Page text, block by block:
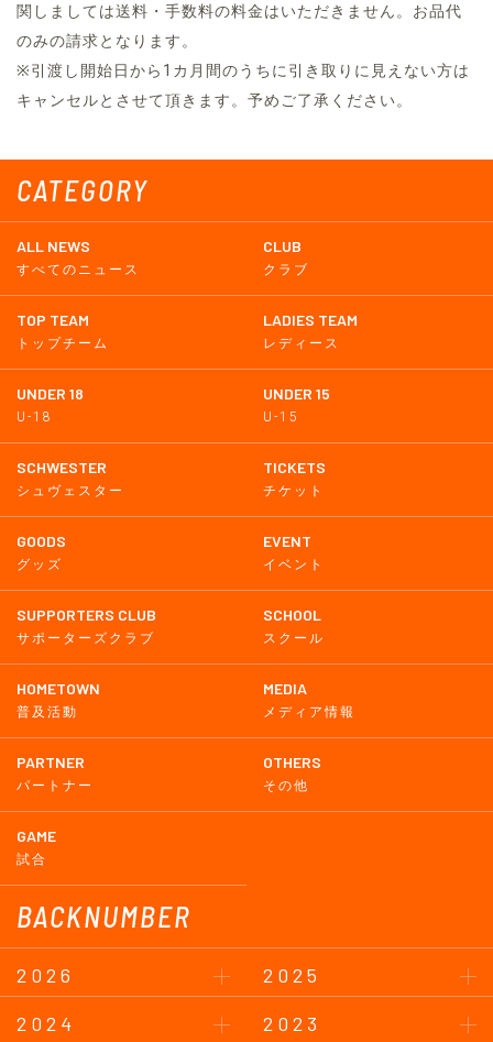
CATEGORY
ALL NEWS
すべてのニュース
CLUB
クラブ
TOP TEAM
トップチーム
LADIES TEAM
レディース
UNDER 18
U-18
UNDER 15
U-15
SCHWESTER
シュヴェスター
TICKETS
チケット
GOODS
グッズ
EVENT
イベント
SUPPORTERS CLUB
サポーターズクラブ
SCHOOL
スクール
HOMETOWN
普及活動
MEDIA
メディア情報
PARTNER
パートナー
OTHERS
その他
GAME
試合
BACKNUMBER
2026
2025
2024
2023
関しましては送料・手数料の料金はいただきません。お品代
のみの請求となります。
※引渡し開始日から1カ月間のうちに引き取りに見えない方は
キャンセルとさせて頂きます。予めご了承ください。